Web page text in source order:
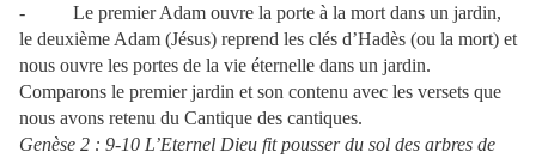
- Le premier Adam ouvre la porte à la mort dans un jardin,
le deuxième Adam (Jésus) reprend les clés d’Hadès (ou la mort) et
nous ouvre les portes de la vie éternelle dans un jardin.
Comparons le premier jardin et son contenu avec les versets que
nous avons retenu du Cantique des cantiques.
Genèse 2 : 9-10 L’Eternel Dieu fit pousser du sol des arbres de